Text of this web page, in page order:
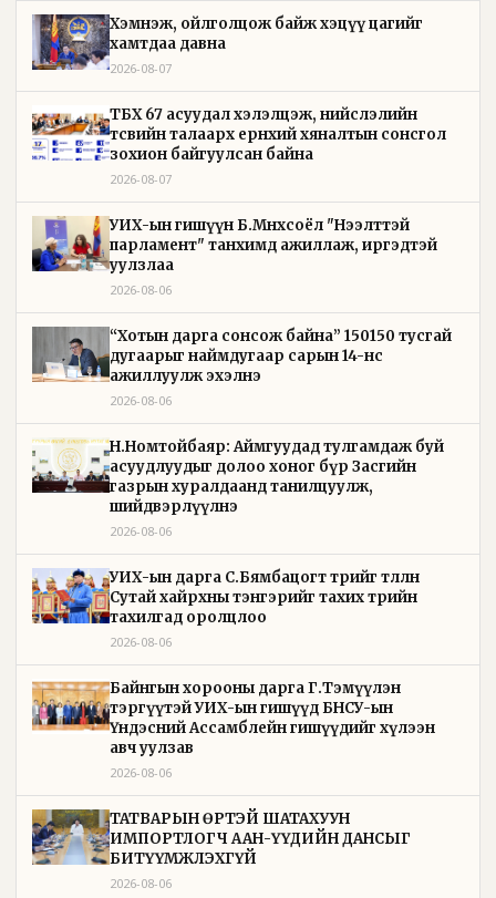
Хэмнэж, ойлголцож байж хэцүү цагийг
хамтдаа давна
2026-08-07
ТБХ 67 асуудал хэлэлцэж, нийслэлийн
төсвийн талаарх ерөнхий хяналтын сонсгол
зохион байгуулсан байна
2026-08-07
УИХ-ын гишүүн Б.Мөнхсоёл "Нээлттэй
парламент" танхимд ажиллаж, иргэдтэй
уулзлаа
2026-08-06
“Хотын дарга сонсож байна” 150150 тусгай
дугаарыг наймдугаар сарын 14-нөөс
ажиллуулж эхэлнэ
2026-08-06
Н.Номтойбаяр: Аймгуудад тулгамдаж буй
асуудлуудыг долоо хоног бүр Засгийн
газрын хуралдаанд танилцуулж,
шийдвэрлүүлнэ
2026-08-06
УИХ-ын дарга С.Бямбацогт төрийг төлөөлөн
Сутай хайрхны тэнгэрийг тахих төрийн
тахилгад оролцлоо
2026-08-06
Байнгын хорооны дарга Г.Тэмүүлэн
тэргүүтэй УИХ-ын гишүүд БНСУ-ын
Үндэсний Ассамблейн гишүүдийг хүлээн
авч уулзав
2026-08-06
ТАТВАРЫН ӨРТЭЙ ШАТАХУУН
ИМПОРТЛОГЧ ААН-ҮҮДИЙН ДАНСЫГ
БИТҮҮМЖЛЭХГҮЙ
2026-08-06